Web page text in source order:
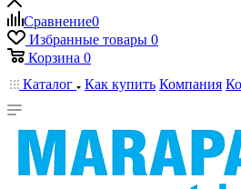
Сравнение0
Избранные товары 0
Корзина 0
Каталог
Как купить Компания